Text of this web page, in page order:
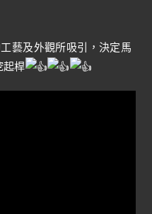
藝及外觀所吸引，決定馬
起桿